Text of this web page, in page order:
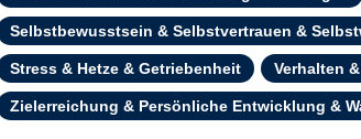
Selbstbewusstsein & Selbstvertrauen &
Stress & Hetze & Getriebenheit Verhalten
Zielerreichung & Persönliche Entwicklung &